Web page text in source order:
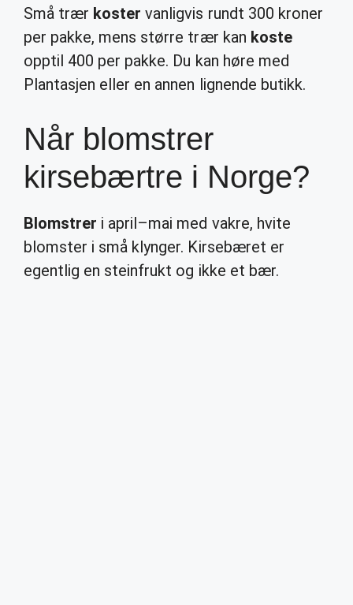
Små trær koster vanligvis rundt 300 kroner
per pakke, mens større trær kan koste
opptil 400 per pakke. Du kan høre med
Plantasjen eller en annen lignende butikk.
Når blomstrer
kirsebærtre i Norge?
Blomstrer i april–mai med vakre, hvite
blomster i små klynger. Kirsebæret er
egentlig en steinfrukt og ikke et bær.